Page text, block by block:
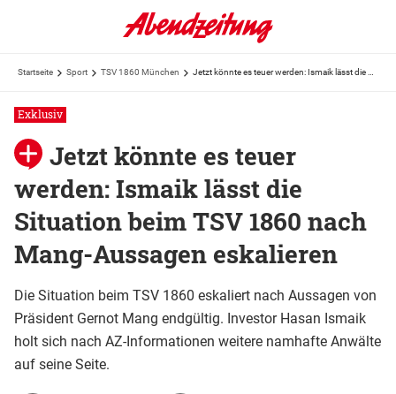
Startseite Sport TSV 1860 München
Exklusiv
Jetzt könnte es teuer
werden: Ismaik lässt die
Situation beim TSV 1860 nach
Mang-Aussagen eskalieren
Die Situation beim TSV 1860 eskaliert nach Aussagen von
Präsident Gernot Mang endgültig. Investor Hasan Ismaik
holt sich nach AZ-Informationen weitere namhafte Anwälte
auf seine Seite.